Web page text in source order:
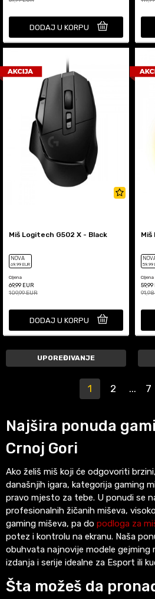
DODAJ U KORPU
Miš Logitech G502 X - Black
NOVA
69,99 EUR
Cijena
69,99 EUR
109,99EUR
DODAJ U KORPU
Miš
59,99
Cijena
59,99
91,98
UPOREĐIVANJE
1 2 ... 7
Najšira ponuda
Crnoj Gori
Ako želiš miš koji će odgovoriti
današnjih igara, kategorija gaming
pravo mjesto za tebe. U ponudi se
profesionalnih žičanih miševa,
gaming miševa, pa do podloga za
potez i kontrolu na ekranu. Naša
obuhvata najnovije modele gejming
izdanja i serije idealne za Esport ili
Šta možeš da